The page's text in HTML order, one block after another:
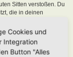
Sitten verstoßen. Du
die in deinen
Bei Verstößen gegen
veröffentlichten
zeitweise oder
und dir ein
Cookies und
Integration
Button "Alles